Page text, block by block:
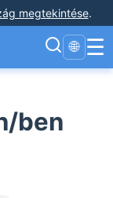
megtekintése.
🌐 ☰
ben